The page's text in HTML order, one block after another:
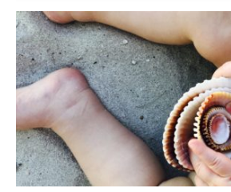
Reisen in der
16. SEPTEMBER 2019